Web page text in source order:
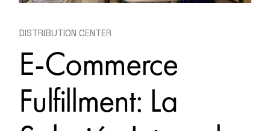
DISTRIBUTION CENTER
E-Commerce
Fulfillment: La